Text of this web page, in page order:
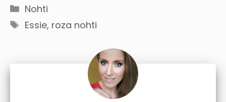
Categories
Nohti
Tags
Essie, roza nohti